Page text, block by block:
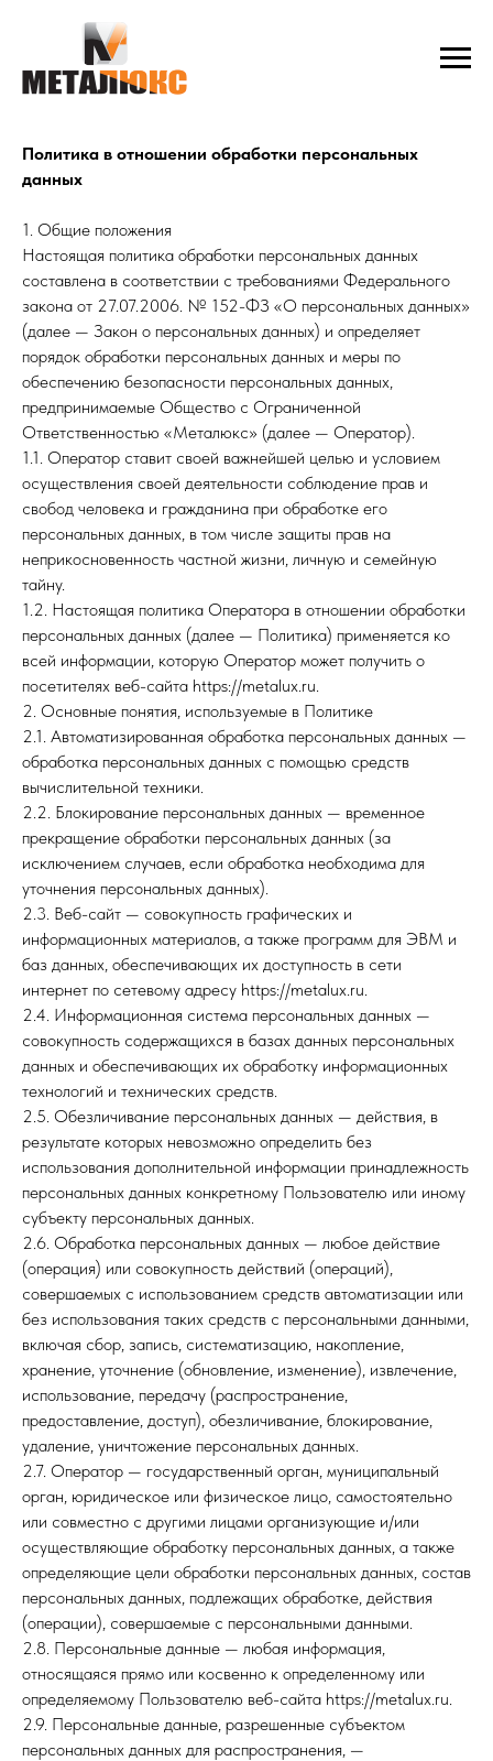
Политика в отношении обработки персональных
данных
1. Общие положения
Настоящая политика обработки персональных данных
составлена в соответствии с требованиями Федерального
закона от 27.07.2006. № 152-ФЗ «О персональных данных»
(далее — Закон о персональных данных) и определяет
порядок обработки персональных данных и меры по
обеспечению безопасности персональных данных,
предпринимаемые Общество с Ограниченной
Ответственностью «Металюкс» (далее — Оператор).
1.1. Оператор ставит своей важнейшей целью и условием
осуществления своей деятельности соблюдение прав и
свобод человека и гражданина при обработке его
персональных данных, в том числе защиты прав на
неприкосновенность частной жизни, личную и семейную
тайну.
1.2. Настоящая политика Оператора в отношении обработки
персональных данных (далее — Политика) применяется ко
всей информации, которую Оператор может получить о
посетителях веб-сайта https://metalux.ru.
2. Основные понятия, используемые в Политике
2.1. Автоматизированная обработка персональных данных —
обработка персональных данных с помощью средств
вычислительной техники.
2.2. Блокирование персональных данных — временное
прекращение обработки персональных данных (за
исключением случаев, если обработка необходима для
уточнения персональных данных).
2.3. Веб-сайт — совокупность графических и
информационных материалов, а также программ для ЭВМ и
баз данных, обеспечивающих их доступность в сети
интернет по сетевому адресу https://metalux.ru.
2.4. Информационная система персональных данных —
совокупность содержащихся в базах данных персональных
данных и обеспечивающих их обработку информационных
технологий и технических средств.
2.5. Обезличивание персональных данных — действия, в
результате которых невозможно определить без
использования дополнительной информации принадлежность
персональных данных конкретному Пользователю или иному
субъекту персональных данных.
2.6. Обработка персональных данных — любое действие
(операция) или совокупность действий (операций),
совершаемых с использованием средств автоматизации или
без использования таких средств с персональными данными,
включая сбор, запись, систематизацию, накопление,
хранение, уточнение (обновление, изменение), извлечение,
использование, передачу (распространение,
предоставление, доступ), обезличивание, блокирование,
удаление, уничтожение персональных данных.
2.7. Оператор — государственный орган, муниципальный
орган, юридическое или физическое лицо, самостоятельно
или совместно с другими лицами организующие и/или
осуществляющие обработку персональных данных, а также
определяющие цели обработки персональных данных, состав
персональных данных, подлежащих обработке, действия
(операции), совершаемые с персональными данными.
2.8. Персональные данные — любая информация,
относящаяся прямо или косвенно к определенному или
определяемому Пользователю веб-сайта https://metalux.ru.
2.9. Персональные данные, разрешенные субъектом
персональных данных для распространения, —